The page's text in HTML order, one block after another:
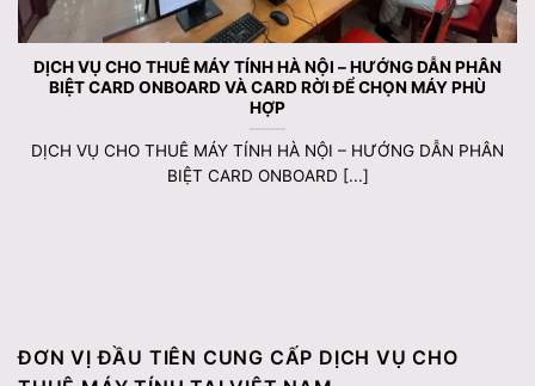
DỊCH VỤ CHO THUÊ MÁY TÍNH HÀ NỘI – HƯỚNG DẪN PHÂN
BIỆT CARD ONBOARD VÀ CARD RỜI ĐỂ CHỌN MÁY PHÙ
HỢP
DỊCH VỤ CHO THUÊ MÁY TÍNH HÀ NỘI – HƯỚNG DẪN PHÂN
BIỆT CARD ONBOARD [...]
ĐƠN VỊ ĐẦU TIÊN CUNG CẤP DỊCH VỤ CHO